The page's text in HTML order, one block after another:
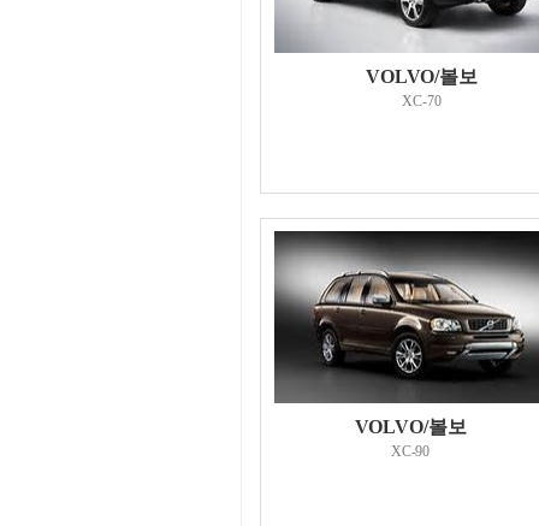
VOLVO/볼보
XC-70
VOLVO/볼보
XC-90